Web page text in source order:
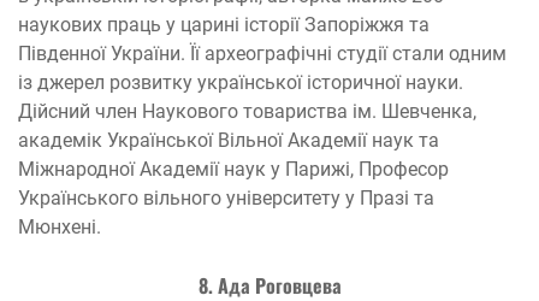
наукових праць у царині історії Запоріжжя та
Південної України. Її археографічні студії стали одним
із джерел розвитку української історичної науки.
Дійсний член Наукового товариства ім. Шевченка,
академік Української Вільної Академії наук та
Міжнародної Академії наук у Парижі, Професор
Українського вільного університету у Празі та
Мюнхені.
8. Ада Роговцева